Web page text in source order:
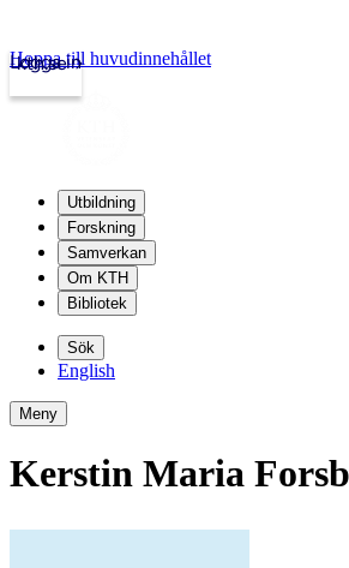
kth.se
Logga in
Hoppa till huvudinnehållet
Utbildning
Forskning
Samverkan
Om KTH
Bibliotek
Sök
English
Meny
Kerstin Maria